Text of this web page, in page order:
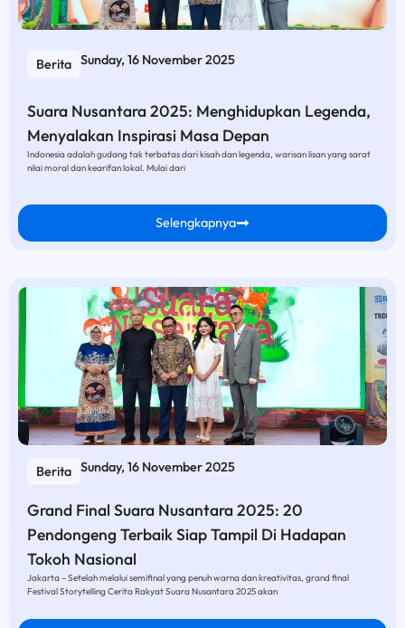
Berita Sunday, 16 November 2025
Suara Nusantara 2025: Menghidupkan Legenda,
Menyalakan Inspirasi Masa Depan
Indonesia adalah gudang tak terbatas dari kisah dan legenda, warisan lisan yang sarat
nilai moral dan kearifan lokal. Mulai dari
Selengkapnya
Berita Sunday, 16 November 2025
Grand Final Suara Nusantara 2025: 20
Pendongeng Terbaik Siap Tampil Di Hadapan
Tokoh Nasional
Jakarta – Setelah melalui semifinal yang penuh warna dan kreativitas, grand final
Festival Storytelling Cerita Rakyat Suara Nusantara 2025 akan